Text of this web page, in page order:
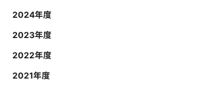
2024年度
2023年度
2022年度
2021年度